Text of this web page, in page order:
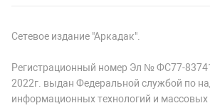
Сетевое издание "Аркадак".
Регистрационный номер Эл № ФС77-
2022г. выдан Федеральной службой по
информационных технологий и